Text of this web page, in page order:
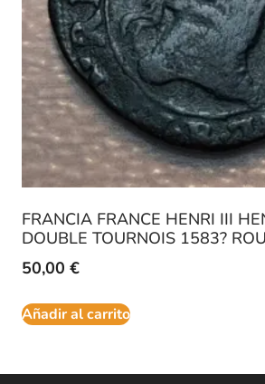
FRANCIA FRANCE HENRI III
DOUBLE TOURNOIS 1583?
50,00 €
Añadir al carrito